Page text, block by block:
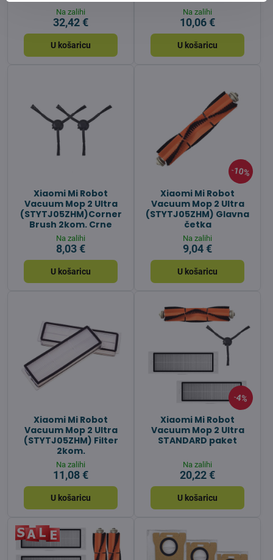
Na zalihi
32,42 €
U košaricu
Na zalihi
10,06 €
U košaricu
Xiaomi Mi Robot
Vacuum Mop 2 Ultra
(STYTJ05ZHM)Corner
Brush 2kom. Crne
Na zalihi
8,03 €
U košaricu
10%
Xiaomi Mi Robot
Vacuum Mop 2 Ultra
(STYTJ05ZHM) Glavna
četka
Na zalihi
9,04 €
U košaricu
Xiaomi Mi Robot
Vacuum Mop 2 Ultra
(STYTJ05ZHM) Filter
2kom.
Na zalihi
11,08 €
U košaricu
4%
Xiaomi Mi Robot
Vacuum Mop 2 Ultra
STANDARD paket
Na zalihi
20,22 €
U košaricu